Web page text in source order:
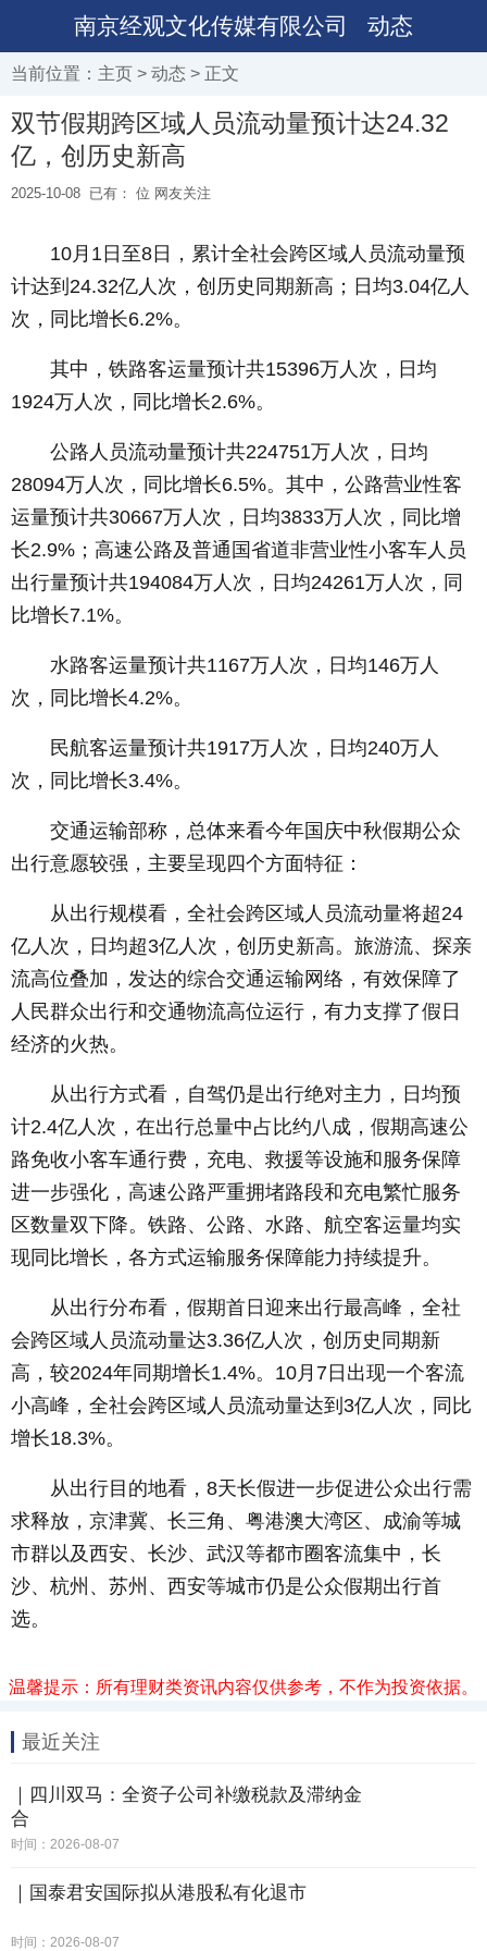
南京经观文化传媒有限公司 动态
当前位置： 主页 > 动态 > 正文
双节假期跨区域人员流动量预计达24.32
亿，创历史新高
2025-10-08 已有： 位 网友关注
10月1日至8日，累计全社会跨区域人员流动量预
计达到24.32亿人次，创历史同期新高；日均3.04亿人
次，同比增长6.2%。
其中，铁路客运量预计共15396万人次，日均
1924万人次，同比增长2.6%。
公路人员流动量预计共224751万人次，日均
28094万人次，同比增长6.5%。其中，公路营业性客
运量预计共30667万人次，日均3833万人次，同比增
长2.9%；高速公路及普通国省道非营业性小客车人员
出行量预计共194084万人次，日均24261万人次，同
比增长7.1%。
水路客运量预计共1167万人次，日均146万人
次，同比增长4.2%。
民航客运量预计共1917万人次，日均240万人
次，同比增长3.4%。
交通运输部称，总体来看今年国庆中秋假期公众
出行意愿较强，主要呈现四个方面特征：
从出行规模看，全社会跨区域人员流动量将超24
亿人次，日均超3亿人次，创历史新高。旅游流、探亲
流高位叠加，发达的综合交通运输网络，有效保障了
人民群众出行和交通物流高位运行，有力支撑了假日
经济的火热。
从出行方式看，自驾仍是出行绝对主力，日均预
计2.4亿人次，在出行总量中占比约八成，假期高速公
路免收小客车通行费，充电、救援等设施和服务保障
进一步强化，高速公路严重拥堵路段和充电繁忙服务
区数量双下降。铁路、公路、水路、航空客运量均实
现同比增长，各方式运输服务保障能力持续提升。
从出行分布看，假期首日迎来出行最高峰，全社
会跨区域人员流动量达3.36亿人次，创历史同期新
高，较2024年同期增长1.4%。10月7日出现一个客流
小高峰，全社会跨区域人员流动量达到3亿人次，同比
增长18.3%。
从出行目的地看，8天长假进一步促进公众出行需
求释放，京津冀、长三角、粤港澳大湾区、成渝等城
市群以及西安、长沙、武汉等都市圈客流集中，长
沙、杭州、苏州、西安等城市仍是公众假期出行首
选。
温馨提示：所有理财类资讯内容仅供参考，不作为投资依据。
最近关注
｜四川双马：全资子公司补缴税款及滞纳金
合
时间：2026-08-07
｜国泰君安国际拟从港股私有化退市
时间：2026-08-07